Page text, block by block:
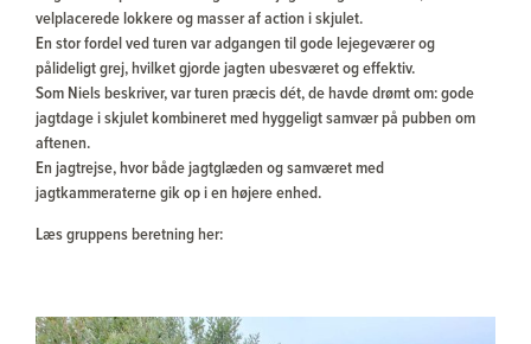
velplacerede lokkere og masser af action i skjulet.
En stor fordel ved turen var adgangen til gode lejegeværer og
pålideligt grej, hvilket gjorde jagten ubesværet og effektiv.
Som Niels beskriver, var turen præcis dét, de havde drømt om: gode
jagtdage i skjulet kombineret med hyggeligt samvær på pubben om
aftenen.
En jagtrejse, hvor både jagtglæden og samværet med
jagtkammeraterne gik op i en højere enhed.
Læs gruppens beretning her: